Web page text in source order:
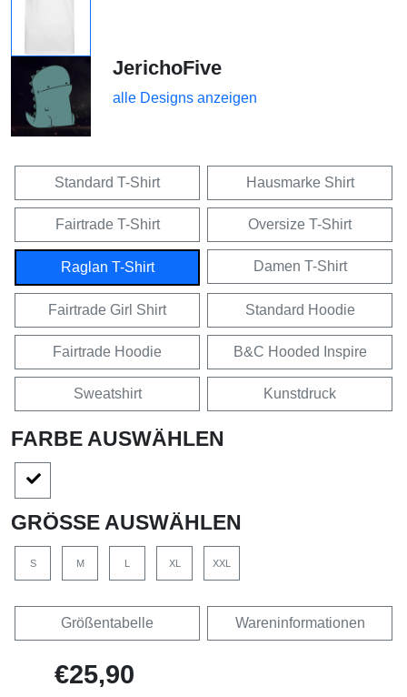
JerichoFive
alle Designs anzeigen
Standard T-Shirt Hausmarke Shirt
Fairtrade T-Shirt Oversize T-Shirt
Raglan T-Shirt Damen T-Shirt
Fairtrade Girl Shirt Standard Hoodie
Fairtrade Hoodie B&C Hooded Inspire
Sweatshirt Kunstdruck
FARBE AUSWÄHLEN
GRÖSSE AUSWÄHLEN
S M L XL XXL
Größentabelle Wareninformationen
€25,90